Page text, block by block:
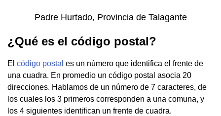
Padre Hurtado, Provincia de Talagante
¿Qué es el código postal?
El código postal es un número que identifica el frente de
una cuadra. En promedio un código postal asocia 20
direcciones. Hablamos de un número de 7 caracteres, de
los cuales los 3 primeros corresponden a una comuna, y
los 4 siguientes identifican un frente de cuadra.